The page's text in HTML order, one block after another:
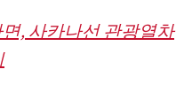
, 사카나선 관광열차